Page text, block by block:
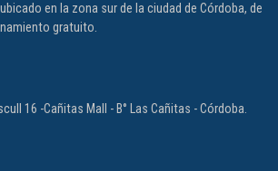
en la zona sur de la ciudad de Córdoba, de
gratuito.
16 -Cañitas Mall - B° Las Cañitas - Córdoba.